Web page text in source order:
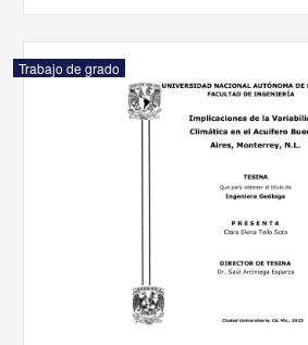
Trabajo de grado